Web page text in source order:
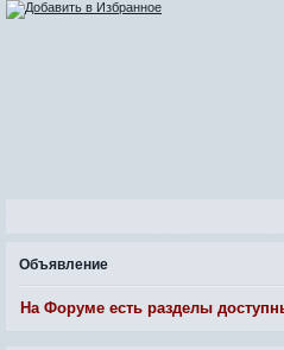
Объявление
На Форуме есть разделы